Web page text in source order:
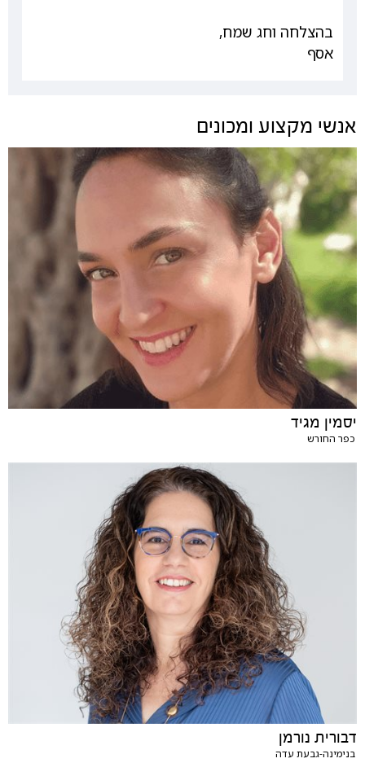
בהצלחה וחג שמח,
אסף
אנשי מקצוע ומכונים
יסמין מגיד
כפר החורש
דבורית נורמן
בנימינה-גבעת עדה